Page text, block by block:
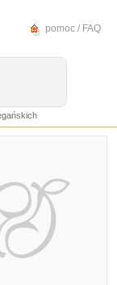
pomoc / FAQ